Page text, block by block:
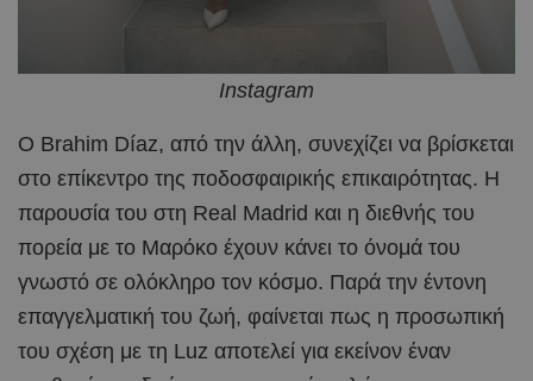
Instagram
Ο Brahim Díaz, από την άλλη, συνεχίζει να βρίσκεται
στο επίκεντρο της ποδοσφαιρικής επικαιρότητας. Η
παρουσία του στη Real Madrid και η διεθνής του
πορεία με το Μαρόκο έχουν κάνει το όνομά του
γνωστό σε ολόκληρο τον κόσμο. Παρά την έντονη
επαγγελματική του ζωή, φαίνεται πως η προσωπική
του σχέση με τη Luz αποτελεί για εκείνον έναν